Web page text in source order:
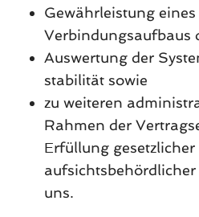
Gewährleistung
Verbindungsaufbaus
Auswertung der
stabilität sowie
zu weiteren
Rahmen der
Erfüllung gesetzlicher
uns.